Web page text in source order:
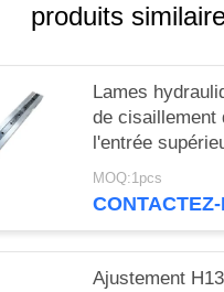
produits
Lames
de cisaillement
l'entrée
laminoir de
MOQ:1pcs
Ajustement